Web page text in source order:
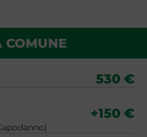
COMUNE
530 €
+150 €